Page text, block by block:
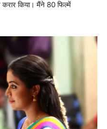
करार किया। मैंने 80 फिल्में